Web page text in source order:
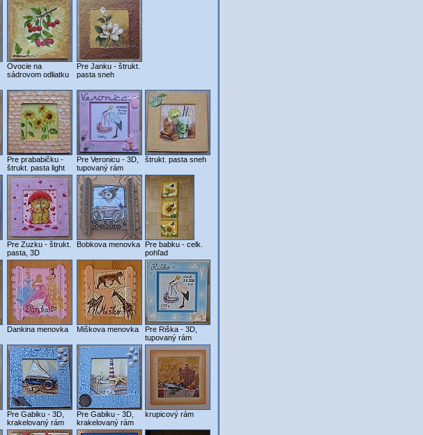
Ovocie na
sádrovom odliatku
Pre Janku - štrukt.
pasta sneh
Pre prababičku -
štrukt. pasta light
Pre Veronicu - 3D,
tupovaný rám
štrukt. pasta sneh
Pre Zuzku - štrukt.
pasta, 3D
Bobkova menovka
Pre babku - celk.
pohľad
Dankina menovka Miškova menovka
Pre Riška - 3D,
tupovaný rám
Pre Gabiku - 3D,
krakelovaný rám
Pre Gabiku - 3D,
krakelovaný rám
krupicový rám